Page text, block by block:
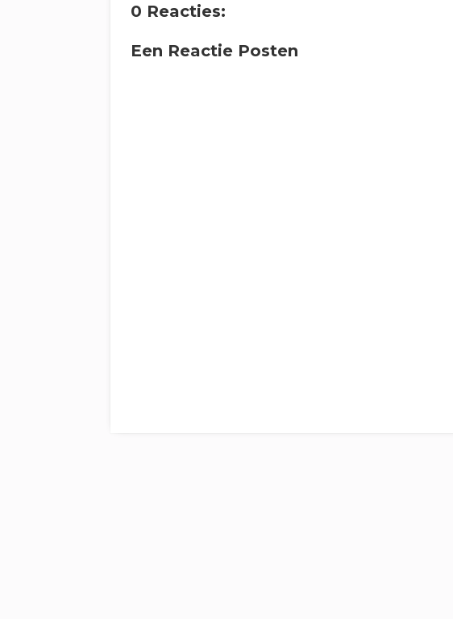
0 Reacties:
Een Reactie Posten